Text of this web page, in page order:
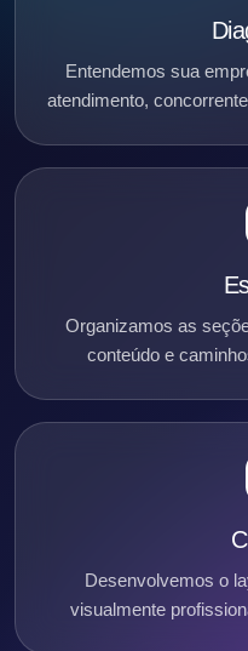
Entendemos sua
atendimento,
Organizamos as
conteúdo e
Desenvolvemos o
visualmente